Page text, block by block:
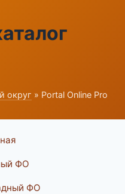
округ » Portal Online Pro
ФО
ФО